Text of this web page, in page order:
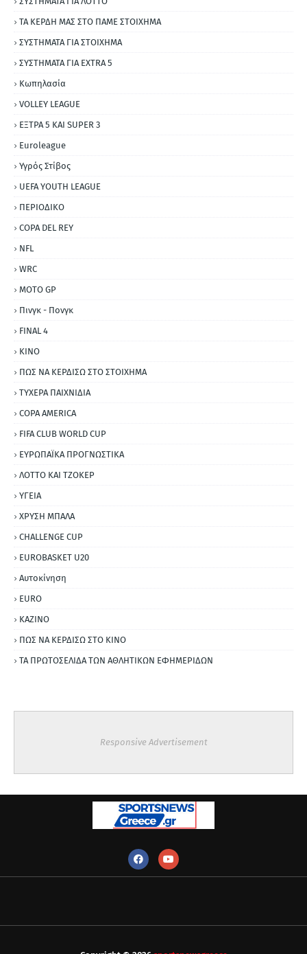
ΤΑ ΚΕΡΔΗ ΜΑΣ ΣΤΟ ΠΑΜΕ ΣΤΟΙΧΗΜΑ
ΣΥΣΤΗΜΑΤΑ ΓΙΑ ΣΤΟΙΧΗΜΑ
ΣΥΣΤΗΜΑΤΑ ΓΙΑ ΕΧΤRΑ 5
Κωπηλασία
VOLLEY LEAGUE
ΕΞΤΡΑ 5 ΚΑΙ SUPER 3
Εuroleague
Υγρός Στίβος
UEFA YOUTH LEAGUE
ΠΕΡΙΟΔΙΚΟ
COPA DEL REY
NFL
WRC
MOTO GP
Πινγκ - Πονγκ
FINAL 4
ΚΙΝΟ
ΠΩΣ ΝΑ ΚΕΡΔΙΣΩ ΣΤΟ ΣΤΟΙΧΗΜΑ
ΤΥΧΕΡΑ ΠΑΙΧΝΙΔΙΑ
COPA AMERICA
FIFA CLUB WORLD CUP
ΕΥΡΩΠΑΪΚΑ ΠΡΟΓΝΩΣΤΙΚΑ
ΛΟΤΤΟ ΚΑΙ ΤΖΟΚΕΡ
ΥΓΕΙΑ
ΧΡΥΣΗ ΜΠΑΛΑ
CHALLENGE CUP
EUROBASKET U20
Αυτοκίνηση
ΕURO
ΚΑΖΙΝΟ
ΠΩΣ ΝΑ ΚΕΡΔΙΣΩ ΣΤΟ ΚΙΝΟ
ΤΑ ΠΡΩΤΟΣΕΛΙΔΑ ΤΩΝ ΑΘΛΗΤΙΚΩΝ ΕΦΗΜΕΡΙΔΩΝ
Responsive Advertisement